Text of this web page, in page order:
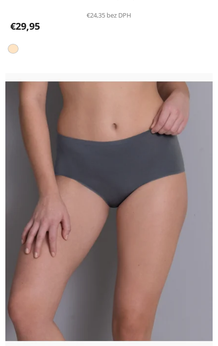
€24,35 bez DPH
€29,95